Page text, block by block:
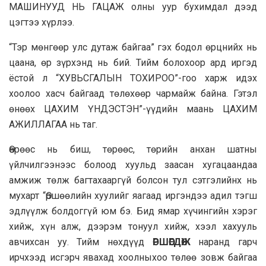
МАШИНУУД НЬ ГАЦАЖ олны уур бухимдал дээд
цэгтээ хүрлээ.
“Тэр мөнгөөр улс дутаж байгаа” гэх бодол өрцнийх нь
цаана, өр зүрхэнд нь бий. Тийм болохоор ард иргэд
ёстой л “ХУВЬСГАЛЫН ТОХИРОО”-гоо харж идэх
хоолоо хасч байгаад төлөхөөр чармайж байна. Гэтэл
өнөөх ЦАХИМ ҮНДЭСТЭН”-үүдийн маань ЦАХИМ
АЖИЛЛАГАА нь таг.
Өөрөөс нь биш, төрөөс, төрийн анхан шатны
үйлчилгээнээс болоод хуульд заасан хугацаандаа
амжиж төлж багтахааргүй болсон тул сэтгэлийнх нь
мухарт “Өршөөлийн хуулийг яагаад иргэндээ адил тэгш
эдлүүлж болдоггүй юм бэ. Бид ямар хүчингийн хэрэг
хийж, хүн алж, дээрэм тонуул хийж, хээл хахууль
авчихсан уу. Тийм нөхдүүд ӨРШӨӨГДӨЖнаранд гарч
ирчхээд исгэрч явахад хоолныхоо төлөө зовж байгаа